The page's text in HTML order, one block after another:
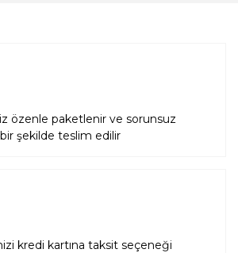
özenle paketlenir ve sorunsuz
bir şekilde teslim edilir
kredi kartına taksit seçeneği